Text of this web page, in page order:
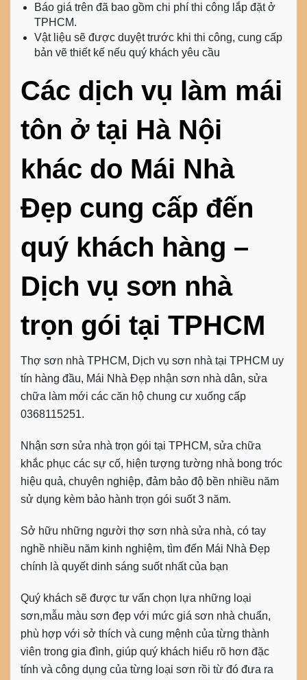
Báo giá trên đã bao gồm chi phí thi công lắp đặt ở
TPHCM.
Vật liệu sẽ được duyệt trước khi thi công, cung cấp
bản vẽ thiết kế nếu quý khách yêu cầu
Các dịch vụ làm mái
tôn ở tại Hà Nội
khác do Mái Nhà
Đẹp cung cấp đến
quý khách hàng –
Dịch vụ sơn nhà
trọn gói tại TPHCM
Thợ sơn nhà TPHCM, Dịch vụ sơn nhà tại TPHCM uy
tín hàng đầu, Mái Nhà Đẹp nhận sơn nhà dân, sửa
chữa làm mới các căn hộ chung cư xuống cấp
0368115251.
Nhận sơn sửa nhà trọn gói tại TPHCM, sửa chữa
khắc phục các sự cố, hiện tượng tường nhà bong tróc
hiệu quả, chuyên nghiệp, đảm bảo độ bền nhiều năm
sử dụng kèm bảo hành trọn gói suốt 3 năm.
Sở hữu những người thợ sơn nhà sửa nhà, có tay
nghề nhiều năm kinh nghiệm, tìm đến Mái Nhà Đẹp
chính là quyết dinh sáng suốt nhất của bạn
Quý khách sẽ được tư vấn chọn lựa những loại
sơn,mẫu màu sơn đẹp với mức giá sơn nhà chuẩn,
phù hợp với sở thích và cung mệnh của từng thành
viên trong gia đình, giúp quý khách hiểu rõ hơn đặc
tính và công dụng của từng loại sơn rồi từ đó đưa ra